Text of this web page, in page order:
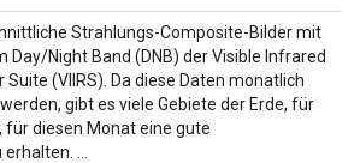
Strahlungs-Composite-Bilder mit
Day/Night Band (DNB) der Visible Infrared
Suite (VIIRS). Da diese Daten monatlich
gibt es viele Gebiete der Erde, für
für diesen Monat eine gute
…